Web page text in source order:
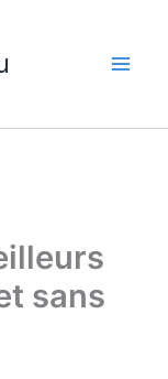
sans